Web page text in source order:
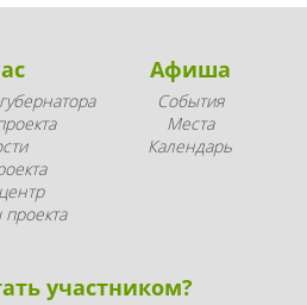
Афиша
События
Места
Календарь
участником?